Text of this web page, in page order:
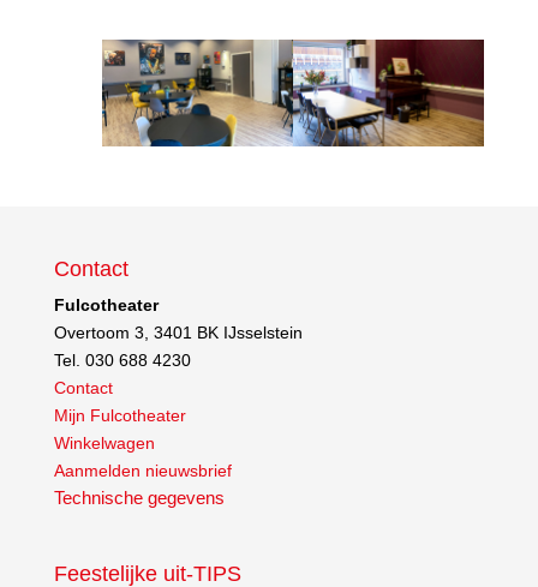
Contact
Fulcotheater
Overtoom 3, 3401 BK IJsselstein
Tel. 030 688 4230
Contact
Mijn Fulcotheater
Winkelwagen
Aanmelden nieuwsbrief
Technische gegevens
Feestelijke uit-TIPS